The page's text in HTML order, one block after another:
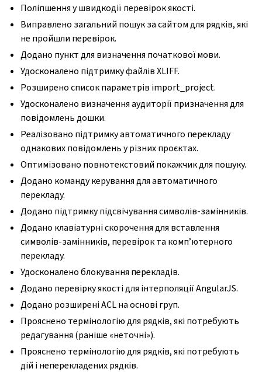
Поліпшення у швидкодії перевірок якості.
Виправлено загальний пошук за сайтом для рядків, які
не пройшли перевірок.
Додано пункт для визначення початкової мови.
Удосконалено підтримку файлів XLIFF.
Розширено список параметрів import_project.
Удосконалено визначення аудиторії призначення для
повідомлень дошки.
Реалізовано підтримку автоматичного перекладу
однакових повідомлень у різних проєктах.
Оптимізовано повнотекстовий покажчик для пошуку.
Додано команду керування для автоматичного
перекладу.
Додано підтримку підсвічування символів-замінників.
Додано клавіатурні скорочення для вставлення
символів-замінників, перевірок та комп’ютерного
перекладу.
Удосконалено блокування перекладів.
Додано перевірку якості для інтерполяції AngularJS.
Додано розширені ACL на основі груп.
Прояснено термінологію для рядків, які потребують
редагування (раніше «неточні»).
Прояснено термінологію для рядків, які потребують
дій і неперекладених рядків.